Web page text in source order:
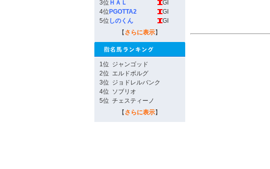
3位 ＨＡＬ
GI
4位 PGOTTA2
GI
5位 しのくん
GI
【 さらに表示】
1位 ジャンゴッド
2位 エルドボルグ
3位 ジョドレルバンク
4位 ソブリオ
5位 チェスティーノ
【 さらに表示】